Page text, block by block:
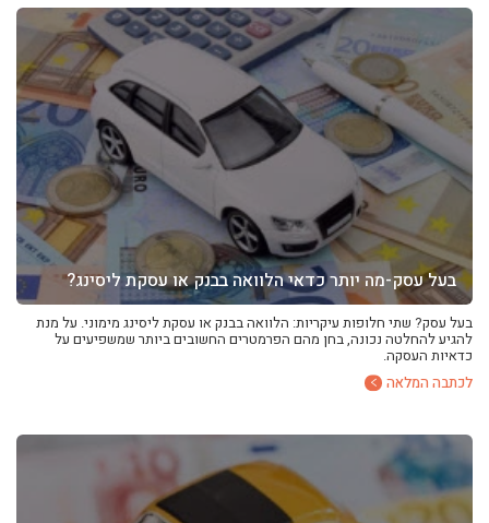
בעל עסק-מה יותר כדאי הלוואה בבנק או עסקת ליסינג?
בעל עסק? שתי חלופות עיקריות: הלוואה בבנק או עסקת ליסינג מימוני. על מנת
להגיע להחלטה נכונה, בחן מהם הפרמטרים החשובים ביותר שמשפיעים על
כדאיות העסקה.
לכתבה המלאה